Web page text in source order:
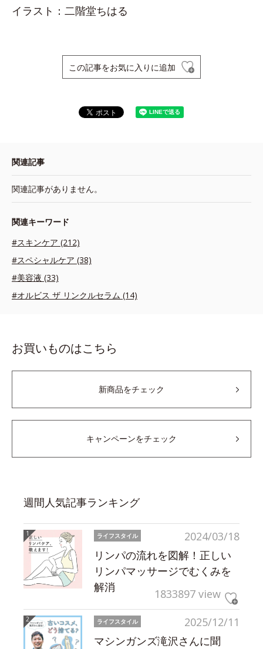
イラスト：二階堂ちはる
この記事をお気に入りに追加
関連記事
関連記事がありません。
関連キーワード
#スキンケア (212)
#スペシャルケア (38)
#美容液 (33)
#オルビス ザ リンクルセラム (14)
お買いものはこちら
新商品をチェック
キャンペーンをチェック
週間人気記事ランキング
2024/03/18
ライフスタイル
リンパの流れを図解！正しい
リンパマッサージでむくみを
解消
1833897 view
2025/12/11
ライフスタイル
マシンガンズ滝沢さんに聞